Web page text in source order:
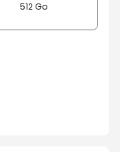
512 Go